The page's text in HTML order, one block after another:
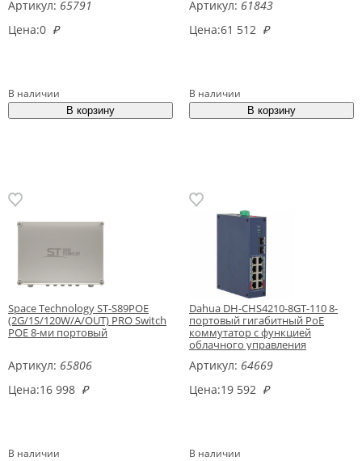
Артикул: 65791
Цена:0 ₽
В наличии
Артикул: 61843
Цена:61 512 ₽
В наличии
Space Technology ST-S89POE
(2G/1S/120W/A/OUT) PRO Switch
POE 8-ми портовый
Артикул: 65806
Цена:16 998 ₽
В наличии
Dahua DH-CHS4210-8GT-110 8-
портовый гигабитный PoE
коммутатор с функцией
облачного управления
Артикул: 64669
Цена:19 592 ₽
В наличии